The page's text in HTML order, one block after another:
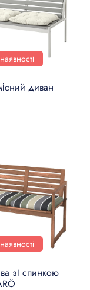
диван
зі спинкою